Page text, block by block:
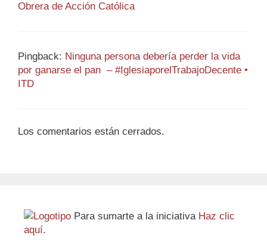
Obrera de Acción Católica
Pingback: Ninguna persona debería perder la vida
por ganarse el pan – #IglesiaporelTrabajoDecente •
ITD
Los comentarios están cerrados.
Para sumarte a la iniciativa Haz clic
aquí.